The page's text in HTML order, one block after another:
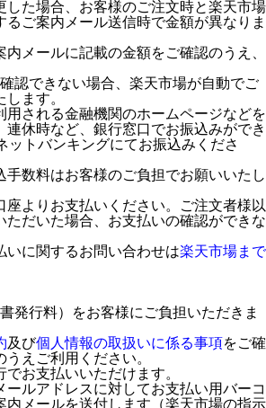
した場合、お客様のご注文時と楽天市場
るご案内メール送信時で金額が異なりま
メールに記載の金額をご確認のうえ、
認できない場合、楽天市場が自動でご
ます。
用される金融機関のホームページなどを
連休時など、銀行窓口でお振込みができ
ットバンキングにてお振込みくださ
手数料はお客様のご負担でお願いいたし
よりお支払いください。ご注文者様以
ただいた場合、お支払いの確認ができな
に関するお問い合わせは楽天市場まで
書発行料）をお客様にご負担いただきま
及び個人情報の取扱いに係る事項をご確
えご利用ください。
お支払いいただけます。
ールアドレスに対してお支払い用バーコ
内メールを送付します（楽天市場の指示